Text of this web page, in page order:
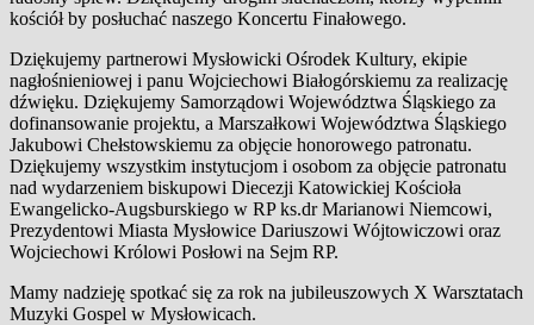
kościół by posłuchać naszego Koncertu Finałowego.
Dziękujemy partnerowi Mysłowicki Ośrodek Kultury, ekipie
nagłośnieniowej i panu Wojciechowi Białogórskiemu za realizację
dźwięku. Dziękujemy Samorządowi Województwa Śląskiego za
dofinansowanie projektu, a Marszałkowi Województwa Śląskiego
Jakubowi Chełstowskiemu za objęcie honorowego patronatu.
Dziękujemy wszystkim instytucjom i osobom za objęcie patronatu
nad wydarzeniem biskupowi Diecezji Katowickiej Kościoła
Ewangelicko-Augsburskiego w RP ks.dr Marianowi Niemcowi,
Prezydentowi Miasta Mysłowice Dariuszowi Wójtowiczowi oraz
Wojciechowi Królowi Posłowi na Sejm RP.
Mamy nadzieję spotkać się za rok na jubileuszowych X Warsztatach
Muzyki Gospel w Mysłowicach.